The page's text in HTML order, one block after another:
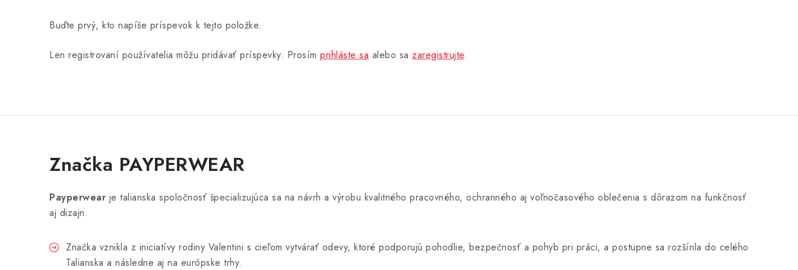
Buďte prvý, kto napíše príspevok k tejto položke.
Len registrovaní používatelia môžu pridávať príspevky. Prosím prihláste sa alebo sa zaregistrujte.
Značka PAYPERWEAR
Payperwear je talianska spoločnosť špecializujúca sa na návrh a výrobu kvalitného pracovného, ochranného aj voľnočasového oblečenia s dôrazom na funkčnosť
aj dizajn.
Značka vznikla z iniciatívy rodiny Valentini s cieľom vytvárať odevy, ktoré podporujú pohodlie, bezpečnosť a pohyb pri práci, a postupne sa rozšírila do celého
Talianska a následne aj na európske trhy.